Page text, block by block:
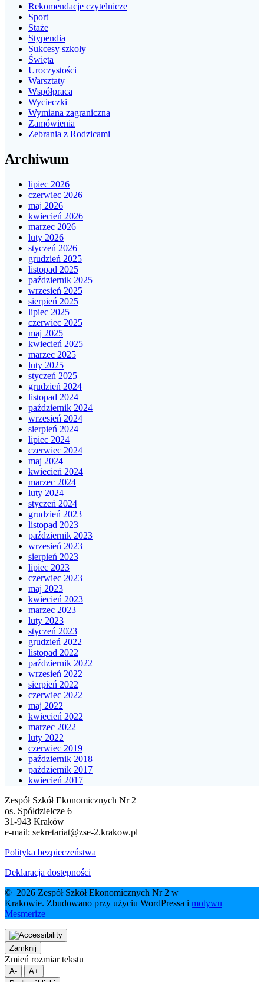
Rekomendacje czytelnicze
Sport
Staże
Stypendia
Sukcesy szkoły
Święta
Uroczystości
Warsztaty
Współpraca
Wycieczki
Wymiana zagraniczna
Zamówienia
Zebrania z Rodzicami
Archiwum
lipiec 2026
czerwiec 2026
maj 2026
kwiecień 2026
marzec 2026
luty 2026
styczeń 2026
grudzień 2025
listopad 2025
październik 2025
wrzesień 2025
sierpień 2025
lipiec 2025
czerwiec 2025
maj 2025
kwiecień 2025
marzec 2025
luty 2025
styczeń 2025
grudzień 2024
listopad 2024
październik 2024
wrzesień 2024
sierpień 2024
lipiec 2024
czerwiec 2024
maj 2024
kwiecień 2024
marzec 2024
luty 2024
styczeń 2024
grudzień 2023
listopad 2023
październik 2023
wrzesień 2023
sierpień 2023
lipiec 2023
czerwiec 2023
maj 2023
kwiecień 2023
marzec 2023
luty 2023
styczeń 2023
grudzień 2022
listopad 2022
październik 2022
wrzesień 2022
sierpień 2022
czerwiec 2022
maj 2022
kwiecień 2022
marzec 2022
luty 2022
czerwiec 2019
październik 2018
październik 2017
kwiecień 2017
Zespół Szkół Ekonomicznych Nr 2
os. Spółdzielcze 6
31-943 Kraków
e-mail: sekretariat@zse-2.krakow.pl
Polityka bezpieczeństwa
Deklaracja dostępności
© 2026 Zespół Szkół Ekonomicznych Nr 2 w
Krakowie. Zbudowano przy użyciu WordPressa i motywu
Mesmerize
Zamknij
Zmień rozmiar tekstu
A-
A+